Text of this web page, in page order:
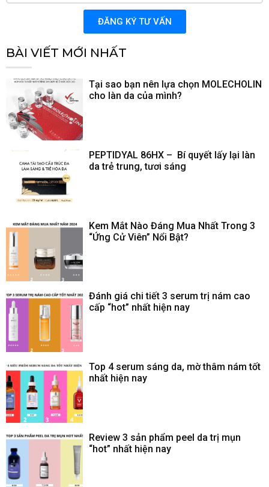
ĐĂNG KÝ TƯ VẤN
BÀI VIẾT MỚI NHẤT
Tại sao bạn nên lựa chọn MOLECHOLIN
cho làn da của mình?
PEPTIDYAL 86HX – Bí quyết lấy lại làn
da trẻ trung, tươi sáng
Kem Mắt Nào Đáng Mua Nhất Trong 3
“Ứng Cử Viên” Nổi Bật?
Đánh giá chi tiết 3 serum trị nám cao
cấp “hot” nhất hiện nay
Top 4 serum sáng da, mờ thâm nám tốt
nhất hiện nay
Review 3 sản phẩm peel da trị mụn
“hot” nhất hiện nay